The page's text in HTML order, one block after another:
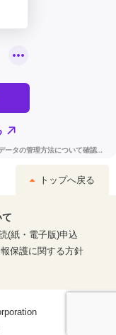
トップへ戻る
(紙・電子版)申込
保護に関する方針